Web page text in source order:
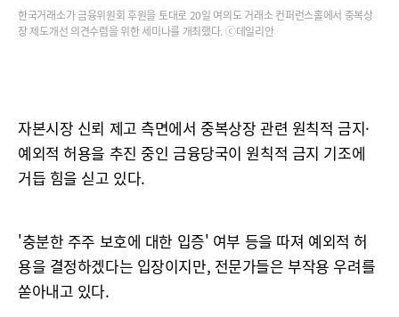
한국거래소가 금융위원회 후원을 토대로 20일 여의도 거래소 컨퍼런스홀에서 중복상
장 제도개선 의견수렴을 위한 세미나를 개최했다. ⓒ데일리안
자본시장 신뢰 제고 측면에서 중복상장 관련 원칙적 금지·
예외적 허용을 추진 중인 금융당국이 원칙적 금지 기조에
거듭 힘을 싣고 있다.
'충분한 주주 보호에 대한 입증' 여부 등을 따져 예외적 허
용을 결정하겠다는 입장이지만, 전문가들은 부작용 우려를
쏟아내고 있다.